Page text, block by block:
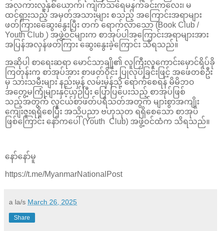
အလကားလူနှစ်ယောက်၊ ကျက်သရေမနက်ခင်းကလေး၊ မ
ထင်ရှားသည့် အမှတ်အသားများ စသည့် အကြောင်းအရာများ
ဖတ်ကြားဆွေေးနွေးပြီး တက် ရောက်လာသော (Book Club /
Youth Club ) အဖွဲ့ဝင်များက စာအုပ်ပါအကြောင်းအရာများအား
အပြန်အလှန်ဖတ်ကြား ဆွေးနွေးခဲ့ကြောင်း သိရသည်။
အဆိုပါ စာရေးဆရာ မောင်သာချို၏ လူကြီးလူကောင်းမှောင်ရိပ်ခို
ကြတုန်းက စာအုပ်အား စာဖတ်ဝိုင်း ပြုလုပ်ခြင်းဖြင့် အဖေတစ်ဦး
မှ သားသမီးများ နည်းမှန် လမ်းမှန်သို့ ရောက်စေရန် မိမိဘဝ
အတွေ့မကြုံများနှင့်ယှဉ်ပြီး ပြောပြပေးသည့် စာအုပ်ဖြစ်
သည့်အတွက် လူငယ်စာဖတ်ပရိသတ်အတွက် များစွာအကျိုး
ကျေးဇူးရရှိစေပြီး အသိပညာ ဗဟုသုတ ရရှိစေသော စာအုပ်
ဖြစ်ကြောင်း နော်ကပေါ် (Youth Club) အဖွဲ့ဝင်ထံက သိရသည်။
နော်နော်မူ
https://t.me/MyanmarNationalPost
a la/s March 26, 2025
Share